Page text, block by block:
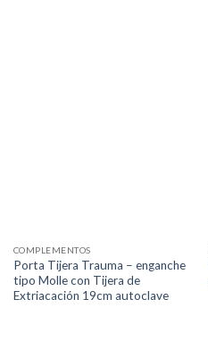
COMPLEMENTOS
Porta Tijera Trauma – enganche
tipo Molle con Tijera de
Extriacación 19cm autoclave